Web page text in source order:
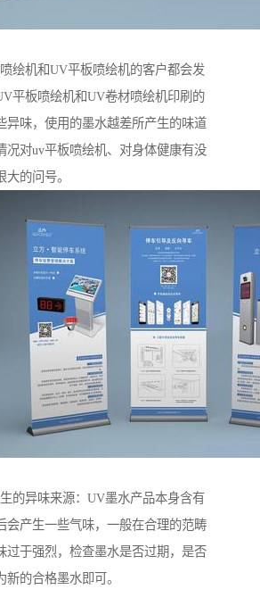
绘机和UV平板喷绘机的客户都会发
平板喷绘机和UV卷材喷绘机印刷的
异味，使用的墨水越差所产生的味道
况对uv平板喷绘机、对身体健康有没
的问号。
的异味来源：UV墨水产品本身含有
会产生一些气味，一般在合理的范畴
过于强烈，检查墨水是否过期，是否
的合格墨水即可。